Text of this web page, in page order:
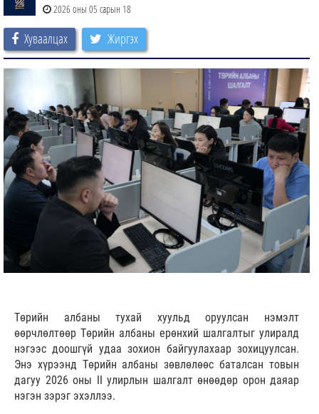
2026 оны 05 сарын 18
Хуваалцах Жиргэх
Төрийн албаны тухай хуульд оруулсан нэмэлт
өөрчлөлтөөр Төрийн албаны ерөнхий шалгалтыг улиралд
нэгээс доошгүй удаа зохион байгуулахаар зохицуулсан.
Энэ хүрээнд Төрийн албаны зөвлөлөөс баталсан товын
дагуу 2026 оны II улирлын шалгалт өнөөдөр орон даяар
нэгэн зэрэг эхэллээ.